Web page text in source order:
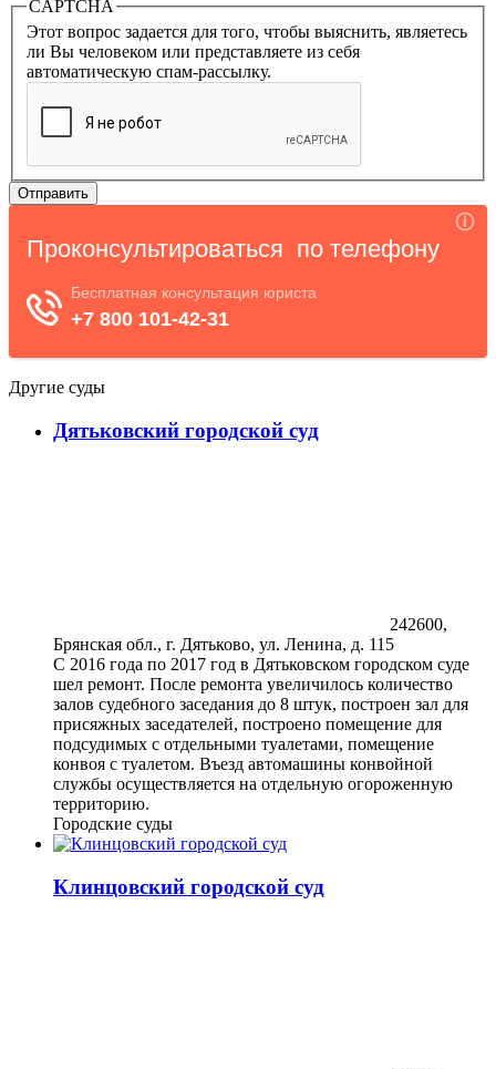
CAPTCHA
Этот вопрос задается для того, чтобы выяснить, являетесь
ли Вы человеком или представляете из себя
автоматическую спам-рассылку.
Другие суды
Дятьковский городской суд
242600,
Брянская обл., г. Дятьково, ул. Ленина, д. 115
С 2016 года по 2017 год в Дятьковском городском суде
шел ремонт. После ремонта увеличилось количество
залов судебного заседания до 8 штук, построен зал для
присяжных заседателей, построено помещение для
подсудимых с отдельными туалетами, помещение
конвоя с туалетом. Въезд автомашины конвойной
службы осуществляется на отдельную огороженную
территорию.
Городские суды
Клинцовский городской суд